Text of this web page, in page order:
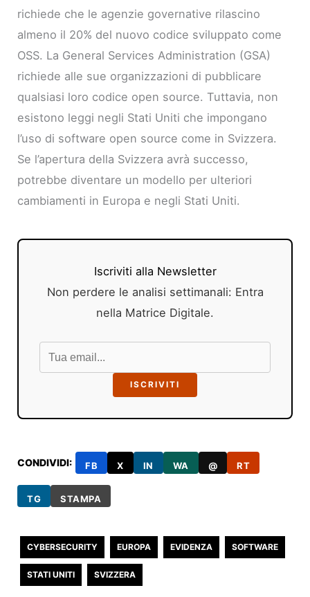
richiede che le agenzie governative rilascino
almeno il 20% del nuovo codice sviluppato come
OSS. La General Services Administration (GSA)
richiede alle sue organizzazioni di pubblicare
qualsiasi loro codice open source. Tuttavia, non
esistono leggi negli Stati Uniti che impongano
l’uso di software open source come in Svizzera.
Se l’apertura della Svizzera avrà successo,
potrebbe diventare un modello per ulteriori
cambiamenti in Europa e negli Stati Uniti.
Iscriviti alla Newsletter
Non perdere le analisi settimanali: Entra
nella Matrice Digitale.
ISCRIVITI
CONDIVIDI: FB X IN WA @ RT
TG STAMPA
CYBERSECURITY EUROPA EVIDENZA SOFTWARE
STATI UNITI SVIZZERA